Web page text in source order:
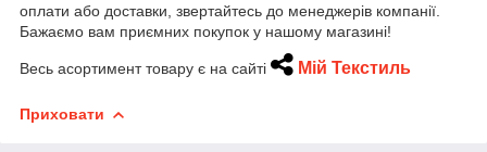
оплати або доставки, звертайтесь до менеджерів компанії.
Бажаємо вам приємних покупок у нашому магазині!
Весь асортимент товару є на сайті Мій Текстиль
Приховати